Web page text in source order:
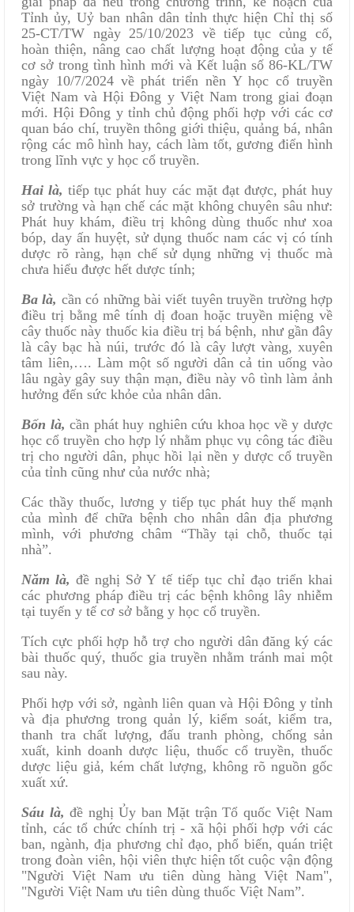
Tỉnh ủy, Uỷ ban nhân dân tỉnh thực hiện Chỉ thị số
25-CT/TW ngày 25/10/2023 về tiếp tục củng cố,
hoàn thiện, nâng cao chất lượng hoạt động của y tế
cơ sở trong tình hình mới và Kết luận số 86-KL/TW
ngày 10/7/2024 về phát triển nền Y học cổ truyền
Việt Nam và Hội Đông y Việt Nam trong giai đoạn
mới. Hội Đông y tỉnh chủ động phối hợp với các cơ
quan báo chí, truyền thông giới thiệu, quảng bá, nhân
rộng các mô hình hay, cách làm tốt, gương điển hình
trong lĩnh vực y học cổ truyền.
Hai là, tiếp tục phát huy các mặt đạt được, phát huy
sở trường và hạn chế các mặt không chuyên sâu như:
Phát huy khám, điều trị không dùng thuốc như xoa
bóp, day ấn huyệt, sử dụng thuốc nam các vị có tính
dược rõ ràng, hạn chế sử dụng những vị thuốc mà
chưa hiểu được hết dược tính;
Ba là, cần có những bài viết tuyên truyền trường hợp
điều trị bằng mê tính dị đoan hoặc truyền miệng về
cây thuốc này thuốc kia điều trị bá bệnh, như gần đây
là cây bạc hà núi, trước đó là cây lượt vàng, xuyên
tâm liên,…. Làm một số người dân cả tin uống vào
lâu ngày gây suy thận mạn, điều này vô tình làm ảnh
hưởng đến sức khỏe của nhân dân.
Bốn là, cần phát huy nghiên cứu khoa học về y dược
học cổ truyền cho hợp lý nhằm phục vụ công tác điều
trị cho người dân, phục hồi lại nền y dược cổ truyền
của tỉnh cũng như của nước nhà;
Các thầy thuốc, lương y tiếp tục phát huy thế mạnh
của mình để chữa bệnh cho nhân dân địa phương
mình, với phương châm “Thầy tại chỗ, thuốc tại
nhà”.
Năm là, đề nghị Sở Y tế tiếp tục chỉ đạo triển khai
các phương pháp điều trị các bệnh không lây nhiễm
tại tuyến y tế cơ sở bằng y học cổ truyền.
Tích cực phối hợp hỗ trợ cho người dân đăng ký các
bài thuốc quý, thuốc gia truyền nhằm tránh mai một
sau này.
Phối hợp với sở, ngành liên quan và Hội Đông y tỉnh
và địa phương trong quản lý, kiểm soát, kiểm tra,
thanh tra chất lượng, đấu tranh phòng, chống sản
xuất, kinh doanh dược liệu, thuốc cổ truyền, thuốc
dược liệu giả, kém chất lượng, không rõ nguồn gốc
xuất xứ.
Sáu là, đề nghị Ủy ban Mặt trận Tổ quốc Việt Nam
tỉnh, các tổ chức chính trị - xã hội phối hợp với các
ban, ngành, địa phương chỉ đạo, phổ biến, quán triệt
trong đoàn viên, hội viên thực hiện tốt cuộc vận động
"Người Việt Nam ưu tiên dùng hàng Việt Nam",
"Người Việt Nam ưu tiên dùng thuốc Việt Nam”.